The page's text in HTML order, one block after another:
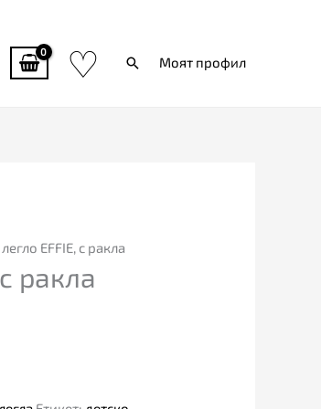
♡ ТърсиМоят профил
EFFIE, с ракла
ракла